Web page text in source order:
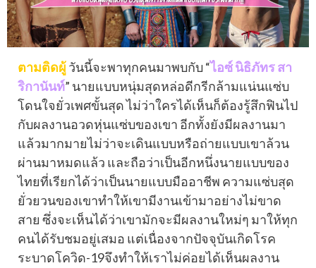
ตามติดผู้วันนี้จะพาทุกคนมาพบกับ “ไอซ์ นิธิภัทร สา
ริกานันท์” นายแบบหนุ่มสุดหล่อดีกรีกล้ามแน่นแซ่บ
โดนใจยั่วเพศขั้นสุด ไม่ว่าใครได้เห็นก็ต้องรู้สึกฟินไป
กับผลงานอวดหุ่นแซ่บของเขา อีกทั้งยังมีผลงานมา
แล้วมากมายไม่ว่าจะเดินแบบหรือถ่ายแบบเขาล้วน
ผ่านมาหมดแล้ว และถือว่าเป็นอีกหนึ่งนายแบบของ
ไทยที่เรียกได้ว่าเป็นนายแบบมืออาชีพ ความแซ่บสุด
ยั่วยวนของเขาทำให้เขามีงานเข้ามาอย่างไม่ขาด
สาย ซึ่งจะเห็นได้ว่าเขามักจะมีผลงานใหม่ๆ มาให้ทุก
คนได้รับชมอยู่เสมอ แต่เนื่องจากปัจจุบันเกิดโรค
ระบาดโควิด-19จึงทำให้เราไม่ค่อยได้เห็นผลงาน